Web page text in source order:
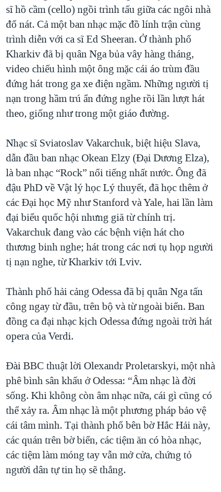
sĩ hồ cầm (cello) ngồi trình tấu giữa các ngôi nhà
đổ nát. Cả một ban nhạc mặc đồ lính trận cùng
trình diễn với ca sĩ Ed Sheeran. Ở thành phố
Kharkiv đã bị quân Nga bủa vây hàng tháng,
video chiếu hình một ông mặc cái áo trùm đầu
đứng hát trong ga xe điện ngầm. Những người tị
nạn trong hầm trú ẩn đứng nghe rồi lần lượt hát
theo, giống như trong một giáo đường.
Nhạc sĩ Sviatoslav Vakarchuk, biệt hiệu Slava,
dẫn đầu ban nhạc Okean Elzy (Đại Dương Elza),
là ban nhạc “Rock” nổi tiếng nhất nước. Ông đã
đậu PhD về Vật lý học Lý thuyết, đã học thêm ở
các Đại học Mỹ như Stanford và Yale, hai lần làm
đại biểu quốc hội nhưng giã từ chính trị.
Vakarchuk đang vào các bệnh viện hát cho
thương binh nghe; hát trong các nơi tụ họp người
tị nạn nghe, từ Kharkiv tới Lviv.
Thành phố hải cảng Odessa đã bị quân Nga tấn
công ngay từ đầu, trên bộ và từ ngoài biển. Ban
đồng ca đại nhạc kịch Odessa đứng ngoài trời hát
opera của Verdi.
Đài BBC thuật lời Olexandr Proletarskyi, một nhà
phê bình sân khấu ở Odessa: “Âm nhạc là đời
sống. Khi không còn âm nhạc nữa, cái gì cũng có
thể xảy ra. Âm nhạc là một phương pháp bảo vệ
cái tâm mình. Tại thành phố bên bờ Hắc Hải này,
các quán trên bờ biển, các tiệm ăn có hòa nhạc,
các tiệm làm móng tay vẫn mở cửa, chứng tỏ
người dân tự tin họ sẽ thắng.